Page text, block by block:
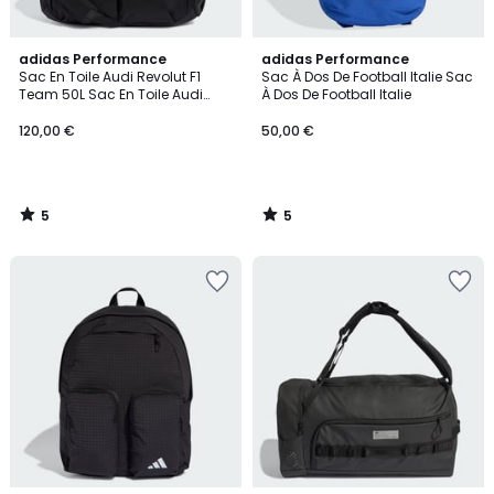
adidas Performance
Sac En Toile Audi Revolut F1
Team 50L Sac En Toile Audi
120,00 €
5
/
5
5
/
adidas Performance
Sac À Dos De Football Italie Sac
À Dos De Football Italie
50,00 €
5
/
5
5
/